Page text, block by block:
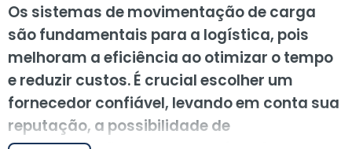
Os sistemas de movimentação de carga
são fundamentais para a logística, pois
melhoram a eficiência ao otimizar o tempo
e reduzir custos. É crucial escolher um
fornecedor confiável, levando em conta sua
reputação, a possibilidade de